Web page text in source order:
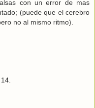
con un error de mas
(puede que el cerebro
no al mismo ritmo).